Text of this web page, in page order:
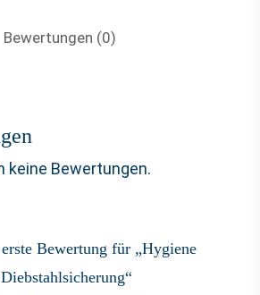
Bewertungen (0)
keine Bewertungen.
Bewertung für „Hygiene